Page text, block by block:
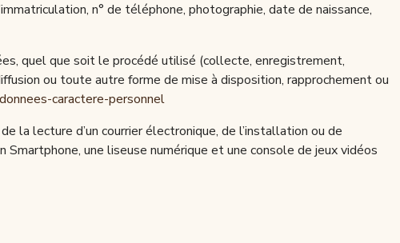
n° de téléphone, photographie, date de naissance,
quel que soit le procédé utilisé (collecte, enregistrement,
ou toute autre forme de mise à disposition, rapprochement ou
caractere-personnel
la lecture d’un courrier électronique, de l’installation ou de
une liseuse numérique et une console de jeux vidéos